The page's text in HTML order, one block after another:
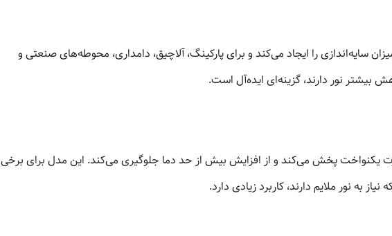
سایه‌اندازی را ایجاد می‌کند و برای پارکینگ، آلاچیق، دامداری، محوطه‌های صنعتی و
بیشتر نور دارند، گزینه‌ای ایده‌آل است.
یکنواخت پخش می‌کند و از افزایش بیش از حد دما جلوگیری می‌کند. این مدل برای برخی
به نور ملایم دارند، کاربرد زیادی دارد.